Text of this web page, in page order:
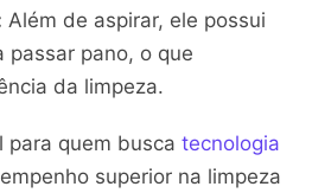
Além de aspirar, ele possui
passar pano, o que
da limpeza.
para quem busca tecnologia
superior na limpeza